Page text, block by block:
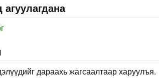
агуулагдана
дараахь жагсаалтаар харуулъя.